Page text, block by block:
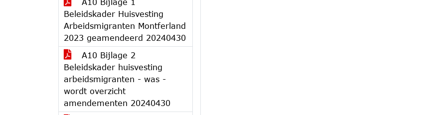
Beleidskader Huisvesting
Arbeidsmigranten Montferland
2023 geamendeerd 20240430
A10 Bijlage 2
Beleidskader huisvesting
arbeidsmigranten - was -
wordt overzicht
amendementen 20240430